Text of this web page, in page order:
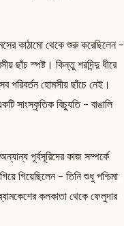
কাঠামো থেকে শুরু করেছিলেন -
ছাঁচ স্পষ্ট। কিন্তু শরদিন্দু ধীরে
পরিবর্তন হোমসীয় ছাঁচে নেই।
সাংস্কৃতিক বিচ্যুতি - বাঙালি
পূর্বসূরিদের কাজ সম্পর্কে
গিয়েছিলেন - তিনি শুধু পশ্চিমা
কলকাতা থেকে ফেলুদার